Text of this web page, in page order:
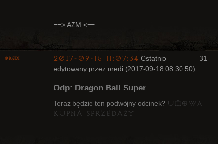
==> AZM <==
31
oredi 2017-09-15 11:07:34 Ostatnio
edytowany przez oredi (2017-09-18 08:30:50)
Odp: Dragon Ball Super
Teraz będzie ten podwójny odcinek? umowa
kupna sprzedaży